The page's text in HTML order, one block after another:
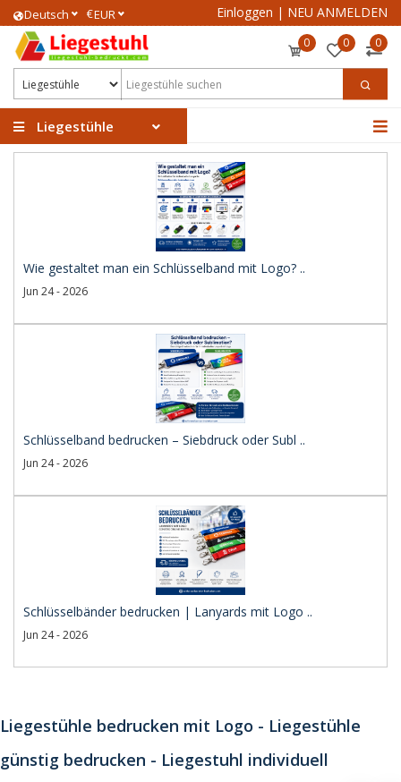
Deutsch €EUR Einloggen | NEU ANMELDEN
0 0 0
Liegestühle
Wie gestaltet man ein Schlüsselband mit Logo? ..
Jun 24 - 2026
Schlüsselband bedrucken – Siebdruck oder Subl ..
Jun 24 - 2026
Schlüsselbänder bedrucken | Lanyards mit Logo ..
Jun 24 - 2026
Liegestühle bedrucken mit Logo - Liegestühle
günstig bedrucken - Liegestuhl individuell